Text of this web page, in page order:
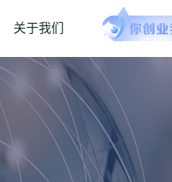
关于我们